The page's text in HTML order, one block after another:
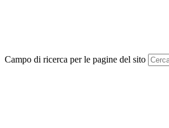
Campo di ricerca per le pagine del sito